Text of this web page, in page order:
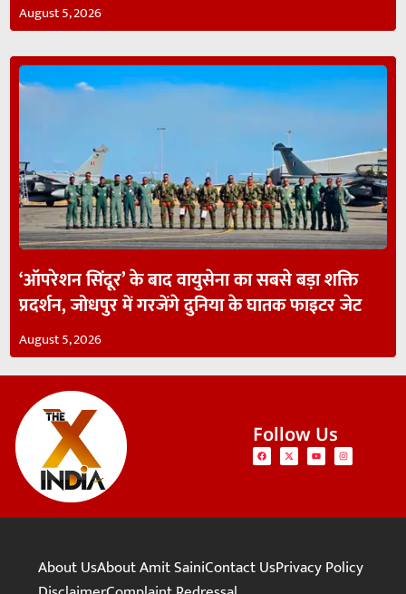
August 5, 2026
‘ऑपरेशन सिंदूर’ के बाद वायुसेना का सबसे बड़ा शक्ति
प्रदर्शन, जोधपुर में गरजेंगे दुनिया के घातक फाइटर जेट
August 5, 2026
Follow Us
About UsAbout Amit SainiContact UsPrivacy Policy